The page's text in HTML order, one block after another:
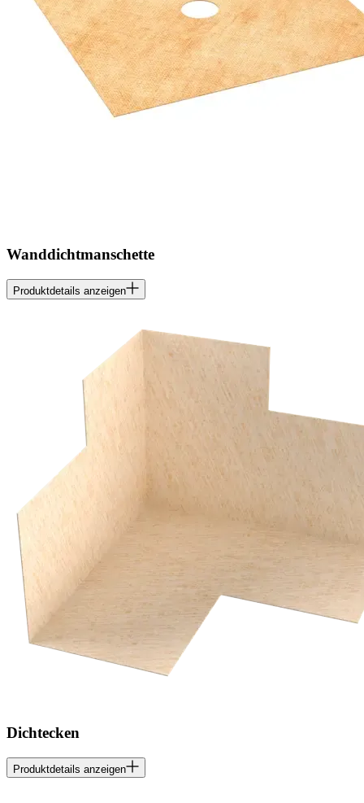
Wanddichtmanschette
Produktdetails anzeigen
Dichtecken
Produktdetails anzeigen